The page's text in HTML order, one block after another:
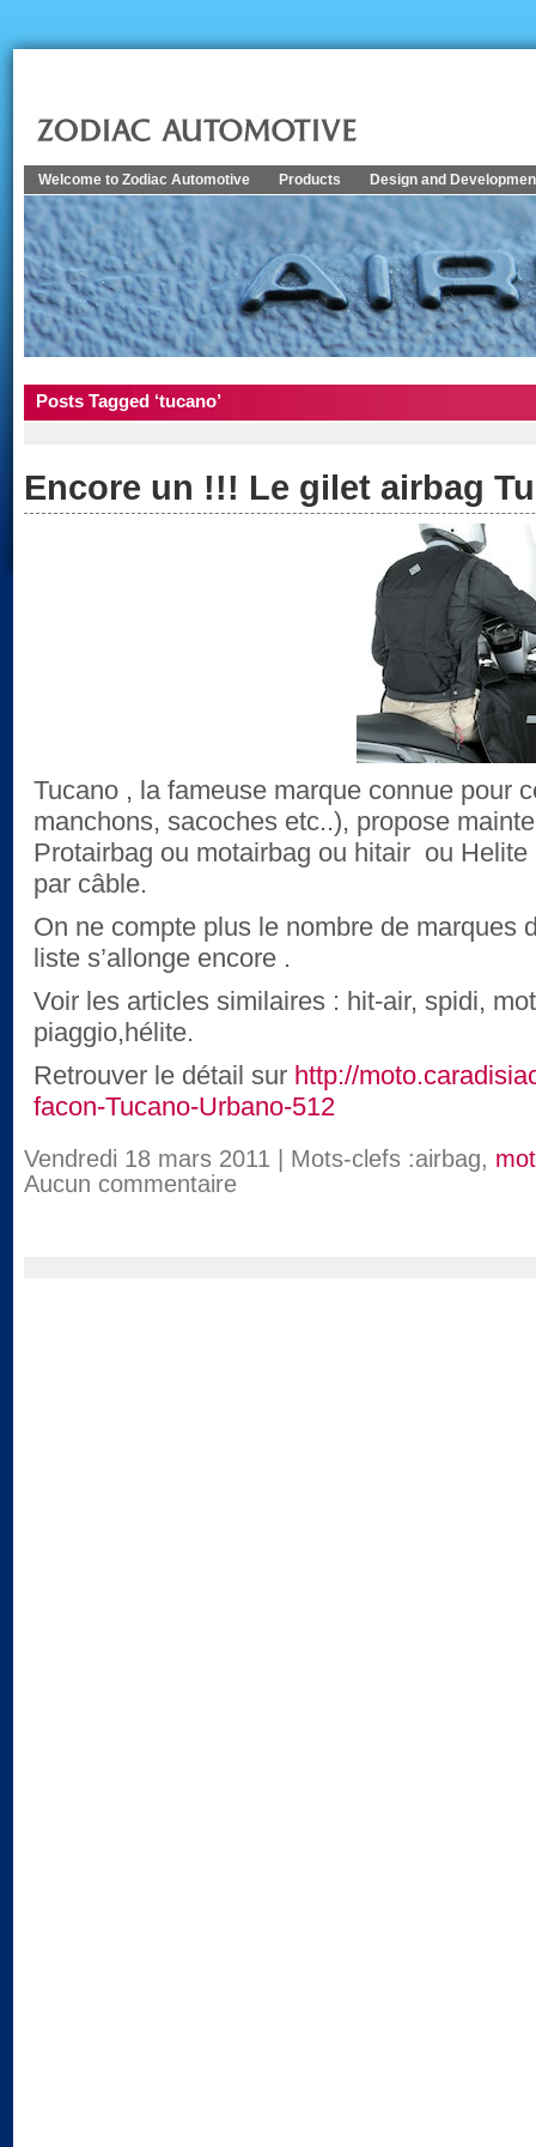
Welcome to Zodiac Automotive Products Design and
Posts Tagged ‘tucano’
Encore un !!! Le gilet airbag
Tucano , la fameuse marque connue pour
manchons, sacoches etc..), propose
Protairbag ou motairbag ou hitair ou Helite
par câble.
On ne compte plus le nombre de marques
liste s’allonge encore .
Voir les articles similaires : hit-air, spidi,
piaggio,hélite.
Retrouver le détail sur http://
facon-Tucano-Urbano-512
Vendredi 18 mars 2011 | Mots-clefs :airbag,
Aucun commentaire